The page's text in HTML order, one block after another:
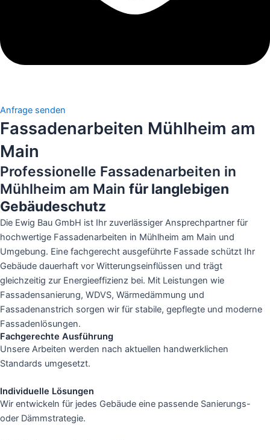
Anfrage senden
Fassadenarbeiten Mühlheim am
Main
Professionelle Fassadenarbeiten in
Mühlheim am Main für langlebigen
Gebäudeschutz
Die Ewig Bau GmbH ist Ihr zuverlässiger Ansprechpartner für
hochwertige Fassadenarbeiten in Mühlheim am Main und
Umgebung. Eine fachgerecht ausgeführte Fassade schützt Ihr
Gebäude dauerhaft vor Witterungseinflüssen und trägt
gleichzeitig zur Energieeffizienz bei. Mit Leistungen wie
Fassadensanierung, WDVS, Wärmedämmung und
Fassadenanstrich sorgen wir für stabile, gepflegte und moderne
Fassadenlösungen.
Fachgerechte Ausführung
Unsere Arbeiten werden nach aktuellen handwerklichen
Standards umgesetzt.
Individuelle Lösungen
Wir entwickeln für jedes Gebäude eine passende Sanierungs-
oder Dämmstrategie.